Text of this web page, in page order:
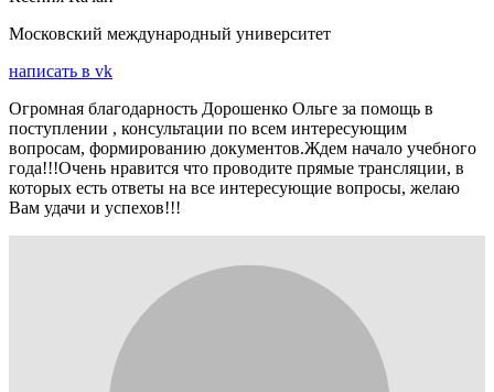
Московский международный университет
написать в vk
Огромная благодарность Дорошенко Ольге за помощь в
поступлении , консультации по всем интересующим
вопросам, формированию документов.Ждем начало учебного
года!!!Очень нравится что проводите прямые трансляции, в
которых есть ответы на все интересующие вопросы, желаю
Вам удачи и успехов!!!